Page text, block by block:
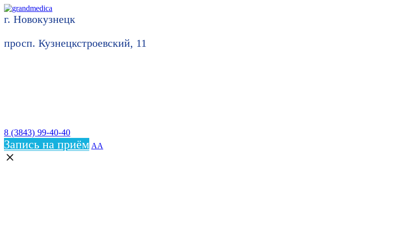
г. Новокузнецк
просп. Кузнецкстроевский, 11
8 (3843) 99-40-40
Запись на приём АА